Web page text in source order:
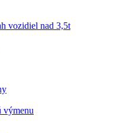
vozidiel nad 3,5t
výmenu